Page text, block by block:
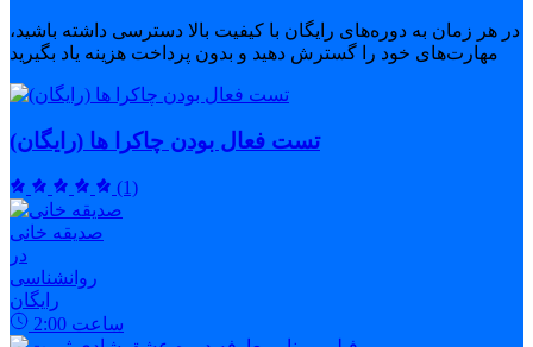
در هر زمان به دوره‌های رایگان با کیفیت بالا دسترسی داشته باشید،
مهارت‌های خود را گسترش دهید و بدون پرداخت هزینه یاد بگیرید
تست فعال بودن چاکرا ها (رایگان)
(1)
صدیقه خانی
در
روانشناسی
رایگان
2:00 ساعت